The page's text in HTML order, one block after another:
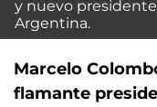
y nuevo
Argentina.
Marcelo
flamante